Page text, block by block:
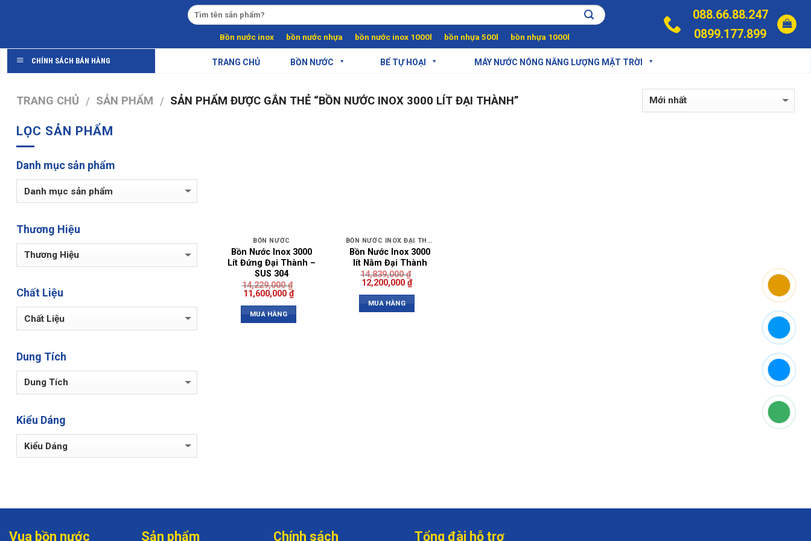
Bồn nước inox bồn nước nhựa bồn nước inox 1000l bồn nhựa 500l bồn nhựa 1000l
088.66.88.247
0899.177.899
CHÍNH SÁCH BÁN HÀNG TRANG CHỦ BỒN NƯỚC BỂ TỰ HOẠI MÁY NƯỚC NÓNG NĂNG LƯỢNG MẶT TRỜI
TRANG CHỦ / SẢN PHẨM / SẢN PHẨM ĐƯỢC GẮN THẺ “BỒN NƯỚC INOX 3000 LÍT ĐẠI THÀNH”
LỌC SẢN PHẨM
Danh mục sản phẩm
Thương Hiệu
Chất Liệu
Dung Tích
Kiểu Dáng
BỒN NƯỚC
Bồn Nước Inox 3000
Lít Đứng Đại Thành –
SUS 304
14,229,000₫
11,600,000 ₫
MUA HÀNG
BỒN NƯỚC INOX ĐẠI THÀNH
Bồn Nước Inox 3000
lít Nằm Đại Thành
14,839,000₫
12,200,000 ₫
MUA HÀNG
Vua bồn nước Sản phẩm Chính sách Tổng đài hỗ trợ